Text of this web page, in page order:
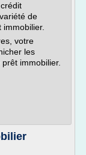
de
votre
les
immobilier.